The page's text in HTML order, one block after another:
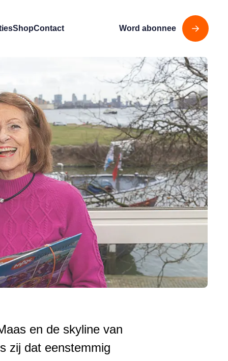
ShopContact Word abonnee
en de skyline van
zij dat eenstemmig